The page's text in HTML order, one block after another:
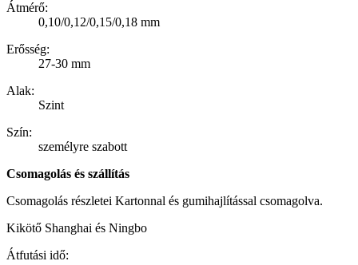
Átmérő:
0,10/0,12/0,15/0,18 mm
Erősség:
27-30 mm
Alak:
Szint
Szín:
személyre szabott
Csomagolás és szállítás
Csomagolás részletei Kartonnal és gumihajlítással csomagolva.
Kikötő Shanghai és Ningbo
Átfutási idő: